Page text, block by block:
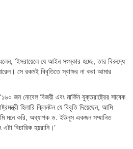
‘ইসরায়েলে যে আইন সংস্কার হচ্ছে, তার বিরুদ্ধে
সে রকমই বিবৃতিতে স্বাক্ষর না করা আমার
জন নোবেল বিজয়ী এবং মার্কিন যুক্তরাষ্ট্রের সাবেক
হিলারি ক্লিনটন যে বিবৃতি দিয়েছেন, আমি
মনে করি, অধ্যাপক ড. ইউনূস একজন সম্মানিত
বিচারিক হয়রানি।’